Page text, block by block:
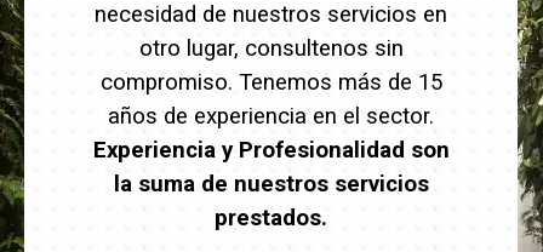
necesidad de nuestros servicios en
otro lugar, consultenos sin
compromiso. Tenemos más de 15
años de experiencia en el sector.
Experiencia y Profesionalidad son
la suma de nuestros servicios
prestados.